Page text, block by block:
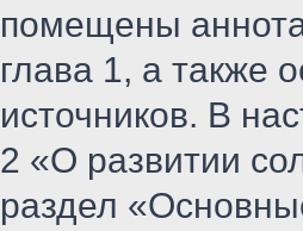
помещены
глава 1, а также
источников. В
2 «О развитии
раздел